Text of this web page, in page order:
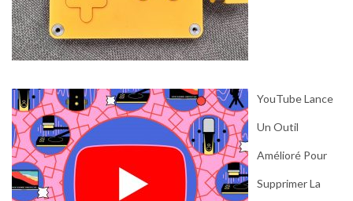
YouTube Lance
Un Outil
Amélioré Pour
Supprimer La